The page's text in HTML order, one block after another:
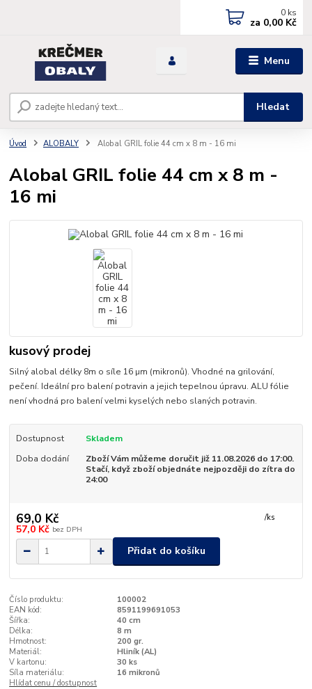
Menu
Hledat
0 ks
za 0,00 Kč
Úvod ALOBALY Alobal GRIL folie 44 cm x 8 m - 16 mi
Alobal GRIL folie 44 cm x 8 m -
16 mi
kusový prodej
Silný alobal délky 8m o síle 16 µm (mikronů). Vhodné na grilování,
pečení. Ideální pro balení potravin a jejich tepelnou úpravu. ALU fólie
není vhodná pro balení velmi kyselých nebo slaných potravin.
Dostupnost
Skladem
Doba dodání
Zboží Vám můžeme doručit již 11.08.2026 do 17:00.
Stačí, když zboží objednáte nejpozději do zítra do
24:00
69,0 Kč /ks
57,0 Kč bez DPH
Přidat do košíku
Číslo produktu:
100002
EAN kód:
8591199691053
Šířka:
40 cm
Délka:
8 m
Hmotnost:
200 gr.
Materiál:
Hliník (AL)
V kartonu:
30 ks
Síla materiálu:
16 mikronů
Hlídat cenu / dostupnost